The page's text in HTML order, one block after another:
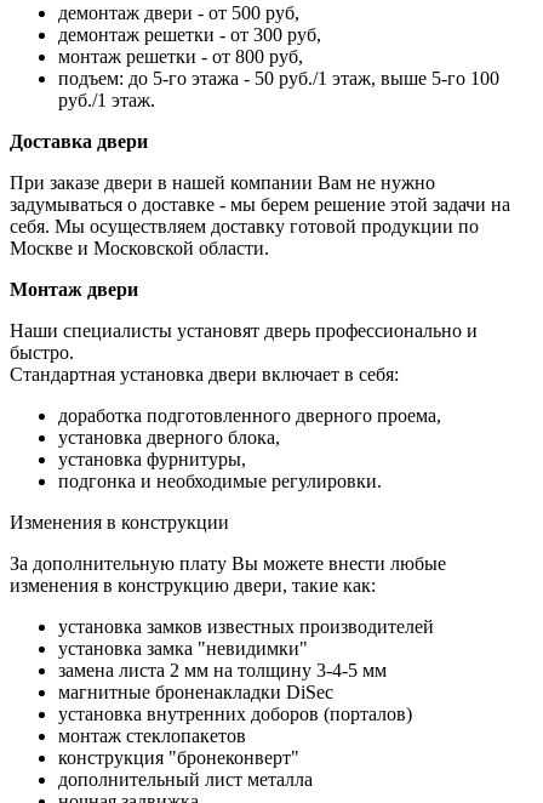
демонтаж двери - от 500 руб,
демонтаж решетки - от 300 руб,
монтаж решетки - от 800 руб,
подъем: до 5-го этажа - 50 руб./1 этаж, выше 5-го 100
руб./1 этаж.
Доставка двери
При заказе двери в нашей компании Вам не нужно
задумываться о доставке - мы берем решение этой задачи на
себя. Мы осуществляем доставку готовой продукции по
Москве и Московской области.
Монтаж двери
Наши специалисты установят дверь профессионально и
быстро.
Стандартная установка двери включает в себя:
доработка подготовленного дверного проема,
установка дверного блока,
установка фурнитуры,
подгонка и необходимые регулировки.
Изменения в конструкции
За дополнительную плату Вы можете внести любые
изменения в конструкцию двери, такие как:
установка замков известных производителей
установка замка "невидимки"
замена листа 2 мм на толщину 3-4-5 мм
магнитные броненакладки DiSec
установка внутренних доборов (порталов)
монтаж стеклопакетов
конструкция "бронеконверт"
дополнительный лист металла